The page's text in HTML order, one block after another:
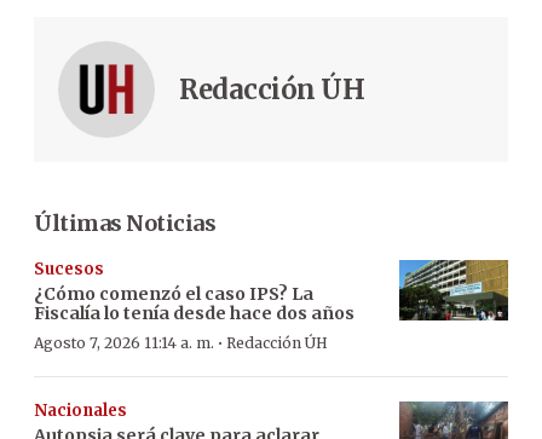
Redacción ÚH
Últimas Noticias
Sucesos
¿Cómo comenzó el caso IPS? La
Fiscalía lo tenía desde hace dos años
Agosto 7, 2026 11:14 a. m. · Redacción ÚH
Nacionales